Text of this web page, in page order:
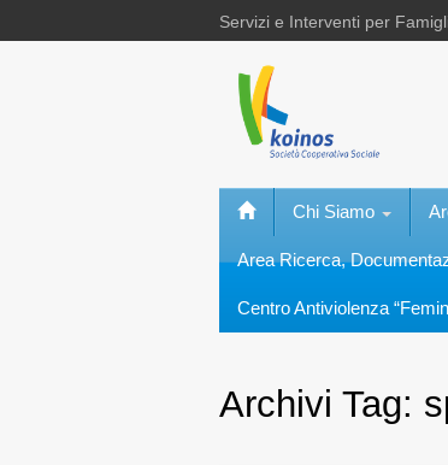
Servizi e Interventi per
Chi Siamo
Area Ricerca,
Centro Antiviolenza
Archivi Tag: